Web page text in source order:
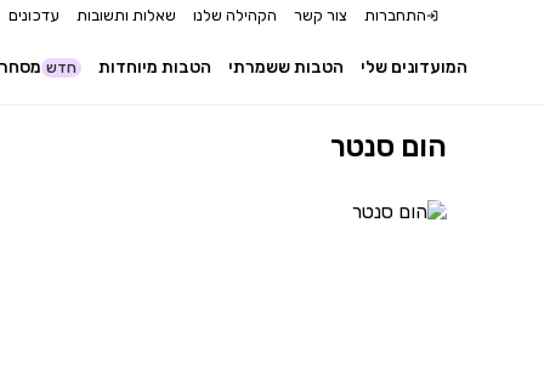
התחברות צור קשר הקהילה שלנו שאלות ותשובות עדכונים
חדש הטבות מיוחדות הטבות ששמרתי המועדונים שלי
הום סנטר